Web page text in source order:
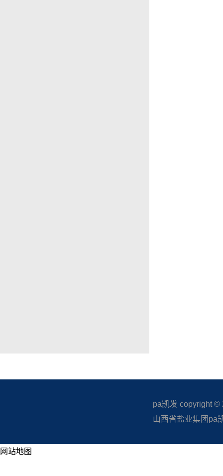
pa凯发 copyright ©
山西省盐业集团pa
网站地图